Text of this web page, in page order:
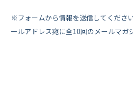
※フォームから情報を送信してくださ
ールアドレス宛に全10回のメールマガ